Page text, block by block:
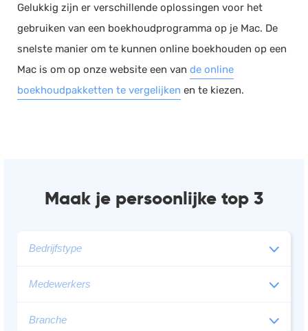
Gelukkig zijn er verschillende oplossingen voor het
gebruiken van een boekhoudprogramma op je Mac. De
snelste manier om te kunnen online boekhouden op een
Mac is om op onze website een van de online
boekhoudpakketten te vergelijken en te kiezen.
Maak je persoonlijke top 3